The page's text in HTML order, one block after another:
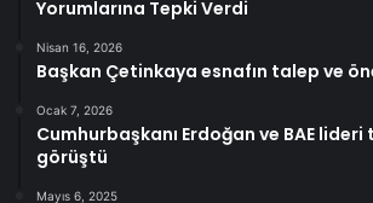
Yorumlarına Tepki Verdi
Nisan 16, 2026
Başkan Çetinkaya esnafın talep ve
Ocak 7, 2026
Cumhurbaşkanı Erdoğan ve BAE
görüştü
Mayıs 6, 2025